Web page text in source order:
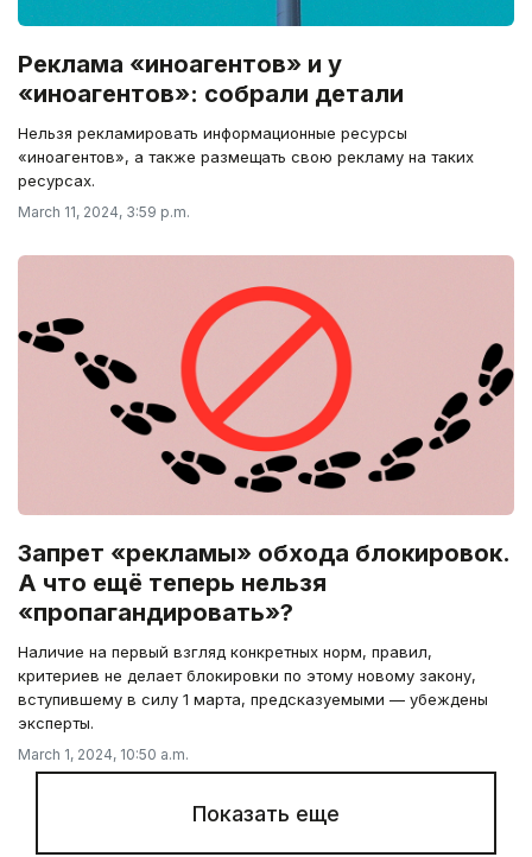
Реклама «иноагентов» и у
«иноагентов»: собрали детали
Нельзя рекламировать информационные ресурсы
«иноагентов», а также размещать свою рекламу на таких
ресурсах.
March 11, 2024, 3:59 p.m.
Запрет «рекламы» обхода блокировок.
А что ещё теперь нельзя
«пропагандировать»?
Наличие на первый взгляд конкретных норм, правил,
критериев не делает блокировки по этому новому закону,
вступившему в силу 1 марта, предсказуемыми — убеждены
эксперты.
March 1, 2024, 10:50 a.m.
Показать еще